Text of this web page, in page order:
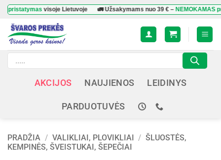
Skip
content
visoje Lietuvoje 🚛 Užsakymams nuo39 €–NEMOKAMAS
Products
search
AKCIJOS NAUJIENOS LEIDINYS
PARDUOTUVĖS
PRADŽIA / VALIKLIAI, PLOVIKLIAI / ŠLUOSTĖS,
KEMPINĖS, ŠVEISTUKAI, ŠEPEČIAI